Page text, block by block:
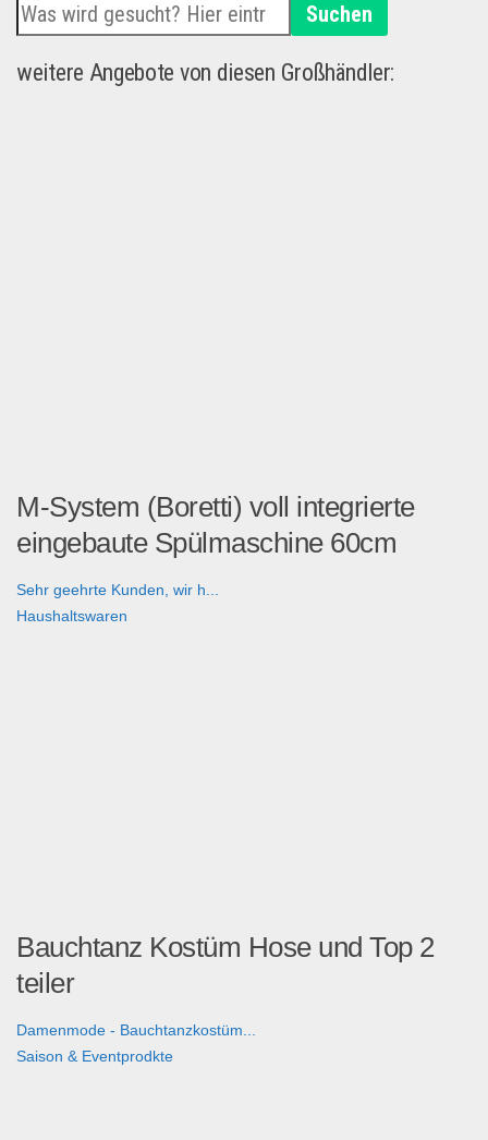
Suchen
weitere Angebote von diesen Großhändler:
M-System (Boretti) voll integrierte
eingebaute Spülmaschine 60cm
Sehr geehrte Kunden, wir h...
Haushaltswaren
Bauchtanz Kostüm Hose und Top 2
teiler
Damenmode - Bauchtanzkostüm...
Saison & Eventprodkte